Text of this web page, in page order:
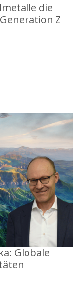
die
Z
Globale